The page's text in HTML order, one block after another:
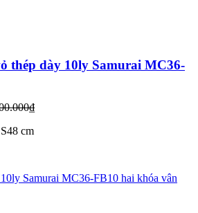
thép dày 10ly Samurai MC36-
cm